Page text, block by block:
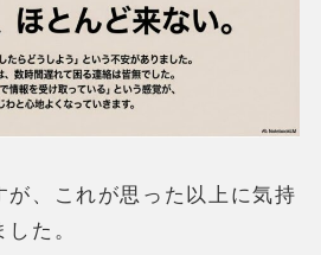
が、これが思った以上に気持
た。